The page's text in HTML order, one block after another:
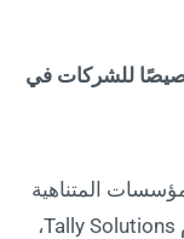
للشركات في
المتناهية
الصغر والصغيرة والمتوسطة، أعلنت اليوم Tally Solutions،